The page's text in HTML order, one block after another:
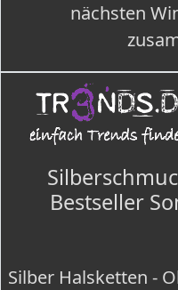
nächsten
Bestseller
Silber Halsketten -